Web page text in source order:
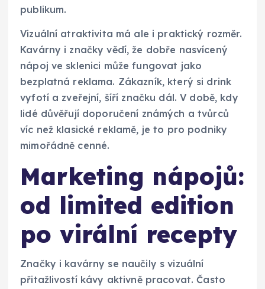
publikum.
Vizuální atraktivita má ale i praktický rozměr.
Kavárny i značky vědí, že dobře nasvícený
nápoj ve sklenici může fungovat jako
bezplatná reklama. Zákazník, který si drink
vyfotí a zveřejní, šíří značku dál. V době, kdy
lidé důvěřují doporučení známých a tvůrců
víc než klasické reklamě, je to pro podniky
mimořádně cenné.
Marketing nápojů:
od limited edition
po virální recepty
Značky i kavárny se naučily s vizuální
přitažlivostí kávy aktivně pracovat. Často